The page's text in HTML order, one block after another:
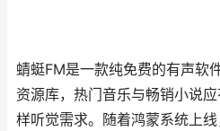
蜻蜓FM是一款纯免费的有声软
资源库，热门音乐与畅销小说
样听觉需求。随着鸿蒙系统上